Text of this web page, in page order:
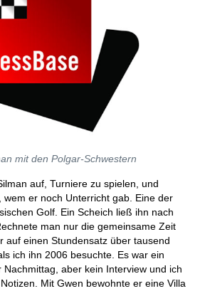
mit den Polgar-Schwestern
auf, Turniere zu spielen, und
wem er noch Unterricht gab. Eine der
Golf. Ein Scheich ließ ihn nach
man nur die gemeinsame Zeit
auf einen Stundensatz über tausend
ich ihn 2006 besuchte. Es war ein
aber kein Interview und ich
Mit Gwen bewohnte er eine Villa